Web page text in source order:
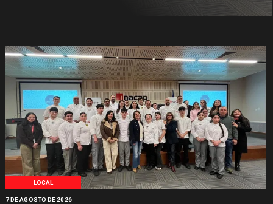
LOCAL
7 DE AGOSTO DE 2026